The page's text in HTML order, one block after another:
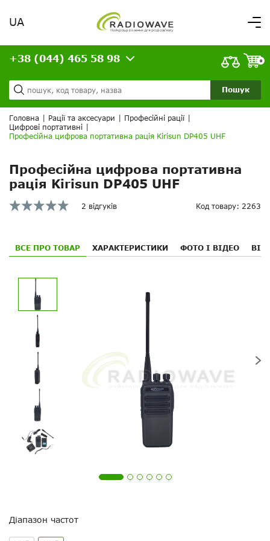
Вітаємо,
увійдіть в особистий кабінет
Доставка та оплата
Кредит
Статті
Контакти
ВАШЕ ЗАМОВЛЕННЯ
UA
Пошук
+38 (044) 465 58 98 0
Головна Рації та аксесуари Професійні рації
Цифрові портативні
Професійна цифрова портативна рація Kirisun DP405 UHF
Професійна цифрова портативна
рація Kirisun DP405 UHF
2 відгуків Код товару: 2263
ВСЕ ПРО ТОВАР ХАРАКТЕРИСТИКИ ФОТО І ВІДЕО
Діапазон частот